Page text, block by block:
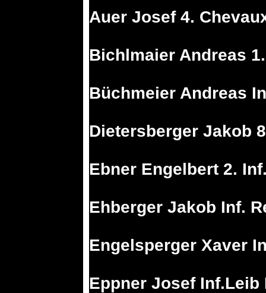
Auer Josef 4.
Bichlmaier Andreas
Büchmeier Andreas
Dietersberger Jakob
Ebner Engelbert 2.
Ehberger Jakob Inf.
Engelsperger Xaver
Eppner Josef Inf.Leib